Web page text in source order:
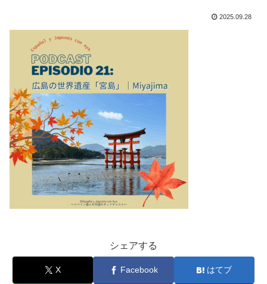
2025.09.28
シェアする
X Facebook はてブ